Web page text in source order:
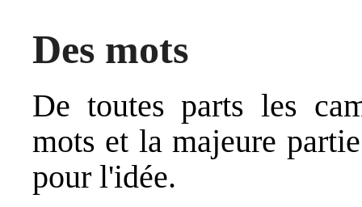
Des mots
De toutes parts les
mots et la majeure
pour l'idée.